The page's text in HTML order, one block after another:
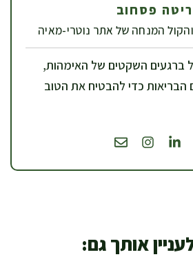
ריטה פסחוב
השקטים של האימהות,
כדי להבטיח את הטוב
אותך גם: